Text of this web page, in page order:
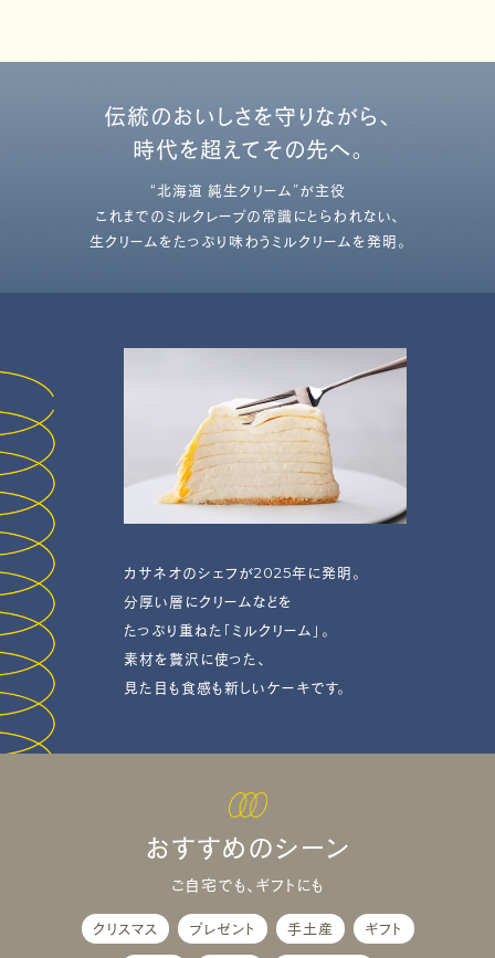
伝統のおいしさを守りながら、
時代を超えてその先へ。
“北海道 純生クリーム”が主役
これまでのミルクレープの常識にとらわれない、
生クリームをたっぷり味わうミルクリームを発明。
カサネオのシェフが2025年に発明。
分厚い層にクリームなどを
たっぷり重ねた「ミルクリーム」。
素材を贅沢に使った、
見た目も食感も新しいケーキです。
おすすめのシーン
ご自宅でも、ギフトにも
クリスマス プレゼント 手土産 ギフト